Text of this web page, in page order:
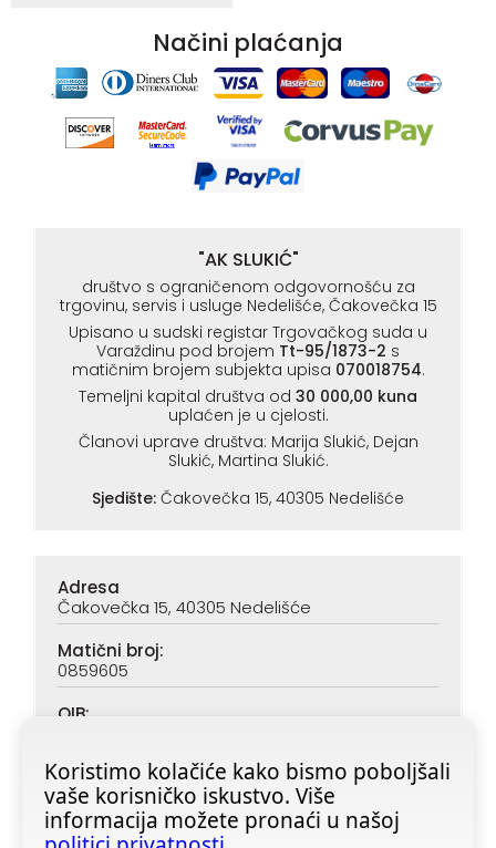
Koristimo kolačiće kako bismo poboljšali
vaše korisničko iskustvo. Više
informacija možete pronaći u našoj
Načini plaćanja
"AK SLUKIĆ"
društvo s ograničenom odgovornošću za
trgovinu, servis i usluge Nedelišće, Čakovečka 15
Upisano u sudski registar Trgovačkog suda u
Varaždinu pod brojem Tt-95/1873-2 s
matičnim brojem subjekta upisa 070018754.
Temeljni kapital društva od 30 000,00 kuna
uplaćen je u cjelosti.
Članovi uprave društva: Marija Slukić, Dejan
Slukić, Martina Slukić.
Sjedište: Čakovečka 15, 40305 Nedelišće
Adresa
Čakovečka 15, 40305 Nedelišće
Matični broj:
0859605
OIB:
IBAN (PBZ):
HR6923400091116020362
IBAN (ZABA):